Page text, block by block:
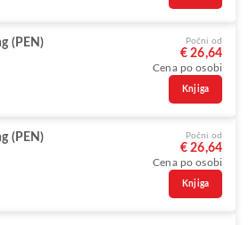
(PEN) Počni od
€ 26,64
Cena po osobi
Knjiga
(PEN) Počni od
€ 26,64
Cena po osobi
Knjiga